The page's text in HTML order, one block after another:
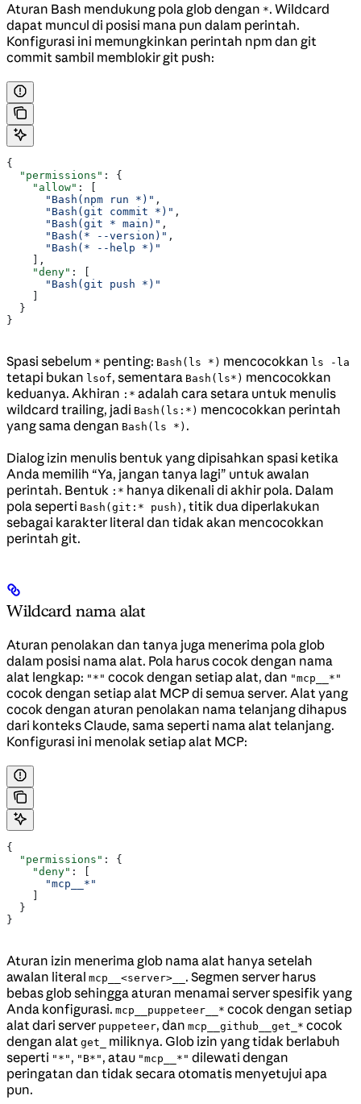
Aturan Bash mendukung pola glob dengan *. Wildcard
dapat muncul di posisi mana pun dalam perintah.
Konfigurasi ini memungkinkan perintah npm dan git
commit sambil memblokir git push:
{
  "permissions"
: {
    "allow"
: [
      "Bash(npm run *)"
,
      "Bash(git commit *)"
,
      "Bash(git * main)"
,
      "Bash(* --version)"
,
      "Bash(* --help *)"
    ],
    "deny"
: [
      "Bash(git push *)"
  }
}
Spasi sebelum * penting: Bash(ls *) mencocokkan ls -la
tetapi bukan lsof, sementara Bash(ls*) mencocokkan
keduanya. Akhiran :* adalah cara setara untuk menulis
wildcard trailing, jadi Bash(ls:*) mencocokkan perintah
yang sama dengan Bash(ls *) .
Dialog izin menulis bentuk yang dipisahkan spasi ketika
Anda memilih “Ya, jangan tanya lagi” untuk awalan
perintah. Bentuk :* hanya dikenali di akhir pola. Dalam
pola seperti Bash(git:* push) , titik dua diperlakukan
sebagai karakter literal dan tidak akan mencocokkan
perintah git.
Wildcard nama alat
Aturan penolakan dan tanya juga menerima pola glob
dalam posisi nama alat. Pola harus cocok dengan nama
alat lengkap: "*" cocok dengan setiap alat, dan "mcp__*"
cocok dengan setiap alat MCP di semua server. Alat yang
cocok dengan aturan penolakan nama telanjang dihapus
dari konteks Claude, sama seperti nama alat telanjang.
Konfigurasi ini menolak setiap alat MCP:
{
  "permissions"
: {
    "deny"
: [
      "mcp__*"
  }
}
Aturan izin menerima glob nama alat hanya setelah
awalan literal mcp__<server>__ . Segmen server harus
bebas glob sehingga aturan menamai server spesifik yang
Anda konfigurasi. mcp__puppeteer__* cocok dengan setiap
alat dari server puppeteer, dan mcp__github__get_* cocok
dengan alat get_
miliknya. Glob izin yang tidak berlabuh
seperti "*" , "B*" , atau "mcp__*" dilewati dengan
peringatan dan tidak secara otomatis menyetujui apa
pun.